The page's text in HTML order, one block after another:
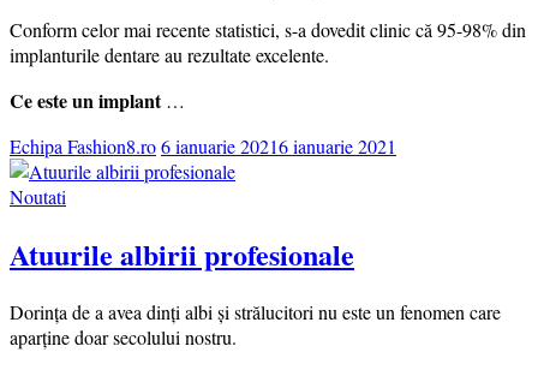
Conform celor mai recente statistici, s-a dovedit clinic că 95-98% din
implanturile dentare au rezultate excelente.
Ce este un implant …
Echipa Fashion8.ro6 ianuarie 20216 ianuarie 2021
Noutati
Atuurile albirii profesionale
Dorința de a avea dinți albi și strălucitori nu este un fenomen care
aparține doar secolului nostru.